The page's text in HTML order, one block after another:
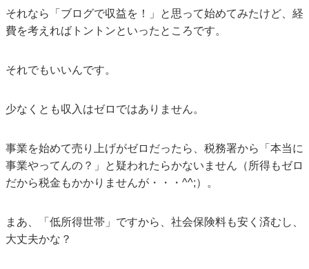
それなら「ブログで収益を！」と思って始めてみたけど、経
費を考えればトントンといったところです。
それでもいいんです。
少なくとも収入はゼロではありません。
事業を始めて売り上げがゼロだったら、税務署から「本当に
事業やってんの？」と疑われたらかないません（所得もゼロ
だから税金もかかりませんが・・・^^;）。
まあ、「低所得世帯」ですから、社会保険料も安く済むし、
大丈夫かな？